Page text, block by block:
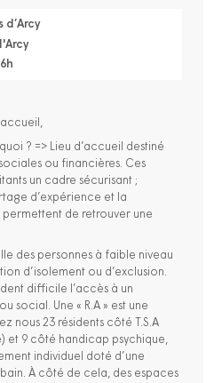
d’Arcy
accueil,
? => Lieu d’accueil destiné
ou financières. Ces
un cadre sécurisant ;
d’expérience et la
de retrouver une
des personnes à faible niveau
d’isolement ou d’exclusion.
difficile l’accès à un
social. Une « R.A » est une
nous 23 résidents côté T.S.A
et 9 côté handicap psychique,
individuel doté d’une
À côté de cela, des espaces